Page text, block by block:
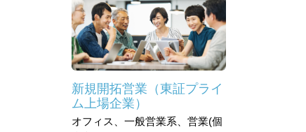
新規開拓営業（東証プライ
ム上場企業）
オフィス、一般営業系、営業(個